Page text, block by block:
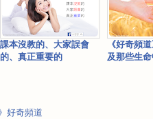
課本沒教的、大家誤會
的、真正重要的
《好奇頻
及那些生
好奇頻道